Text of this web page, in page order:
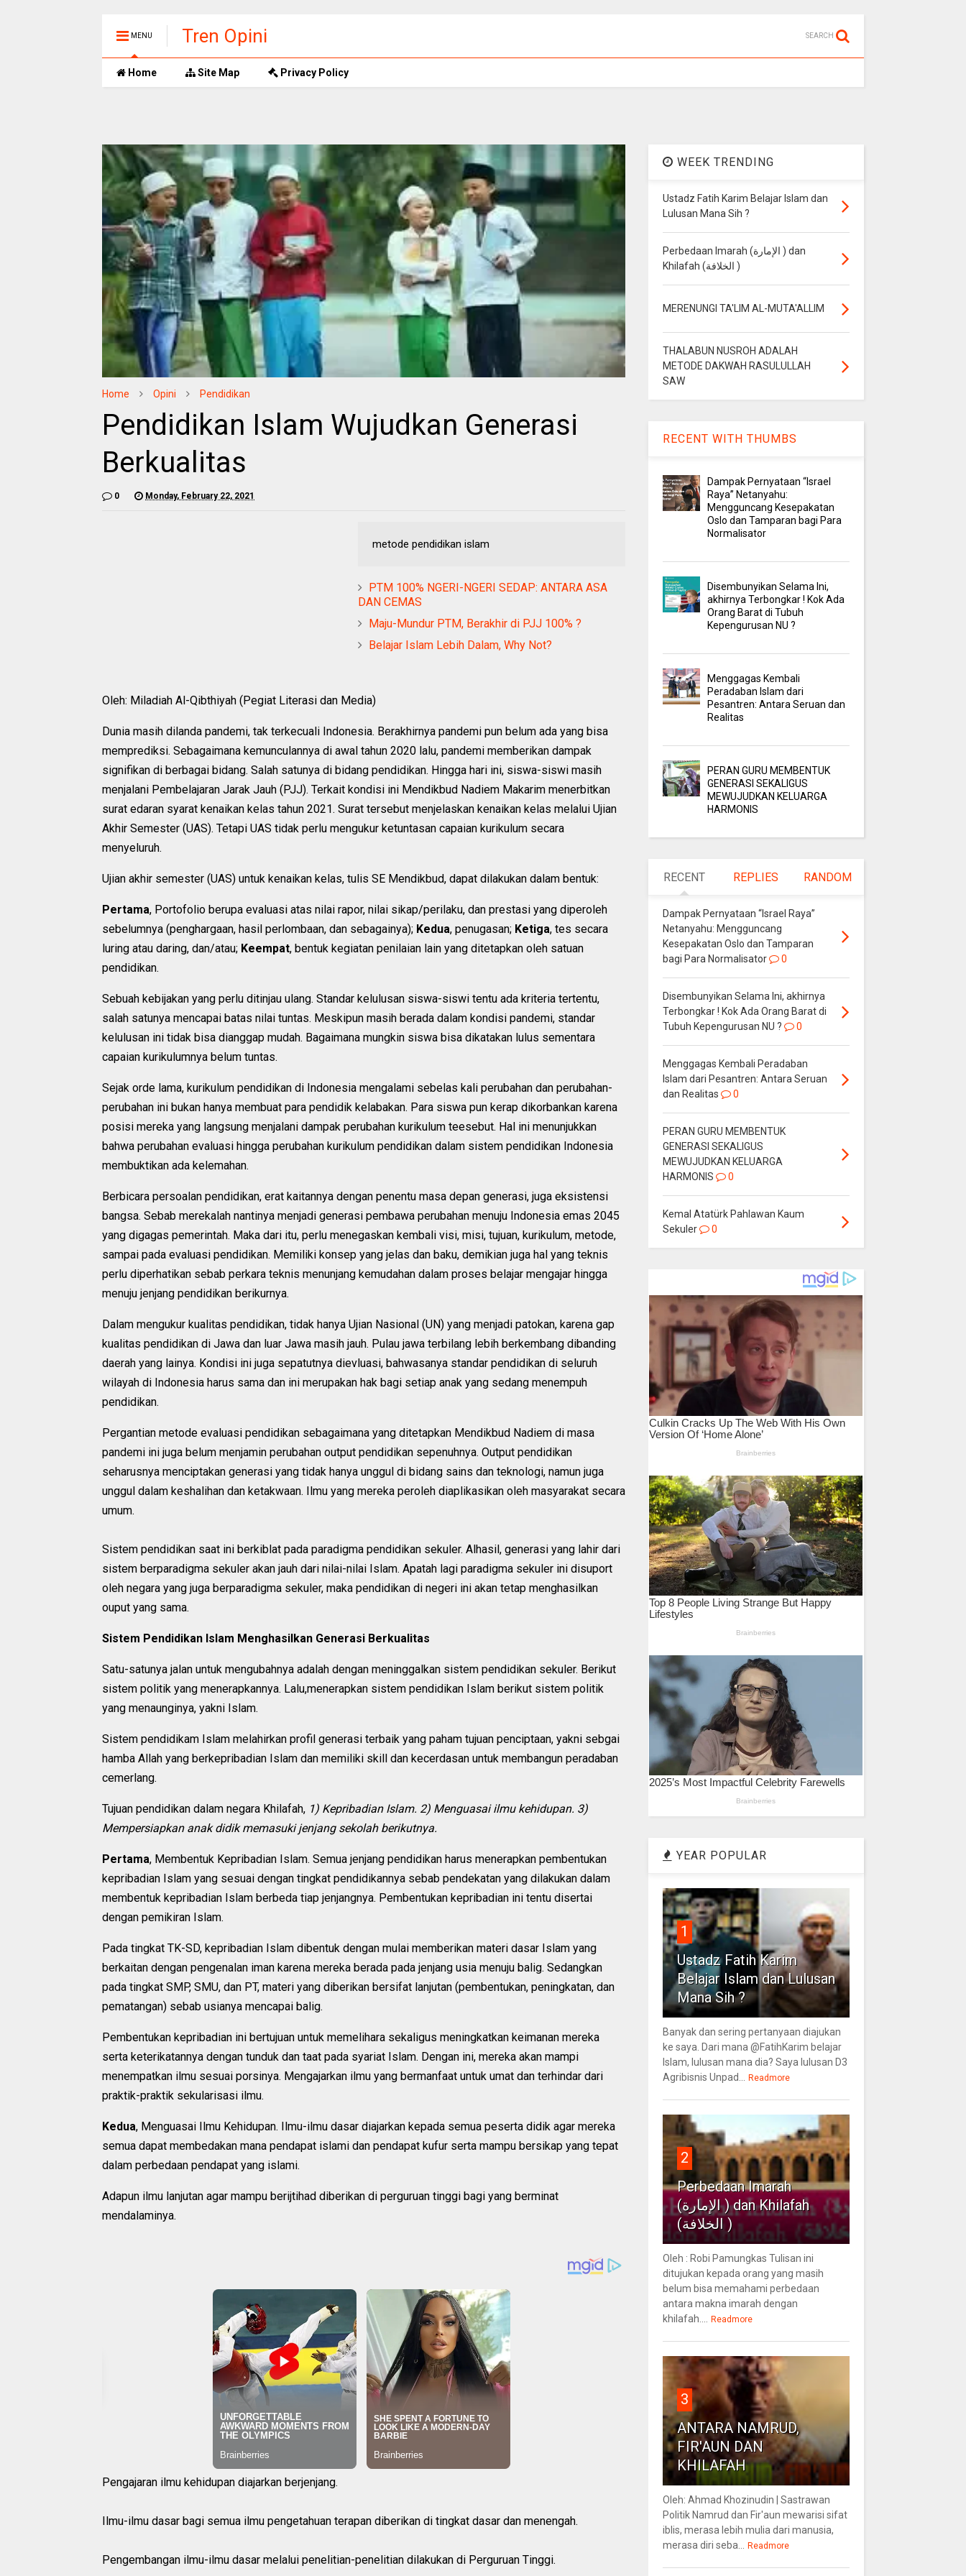
MENU Tren Opini SEARCH
Home Site Map Privacy Policy
Home Opini Pendidikan
Pendidikan Islam Wujudkan Generasi
Berkualitas
0 Monday, February 22, 2021
metode pendidikan islam
PTM 100% NGERI-NGERI SEDAP: ANTARA ASA
DAN CEMAS
Maju-Mundur PTM, Berakhir di PJJ 100% ?
Belajar Islam Lebih Dalam, Why Not?
Oleh: Miladiah Al-Qibthiyah (Pegiat Literasi dan Media)
Dunia masih dilanda pandemi, tak terkecuali Indonesia. Berakhirnya pandemi pun belum ada yang bisa
memprediksi. Sebagaimana kemunculannya di awal tahun 2020 lalu, pandemi memberikan dampak
signifikan di berbagai bidang. Salah satunya di bidang pendidikan. Hingga hari ini, siswa-siswi masih
menjalani Pembelajaran Jarak Jauh (PJJ). Terkait kondisi ini Mendikbud Nadiem Makarim menerbitkan
surat edaran syarat kenaikan kelas tahun 2021. Surat tersebut menjelaskan kenaikan kelas melalui Ujian
Akhir Semester (UAS). Tetapi UAS tidak perlu mengukur ketuntasan capaian kurikulum secara
menyeluruh.
Ujian akhir semester (UAS) untuk kenaikan kelas, tulis SE Mendikbud, dapat dilakukan dalam bentuk:
Pertama, Portofolio berupa evaluasi atas nilai rapor, nilai sikap/perilaku, dan prestasi yang diperoleh
sebelumnya (penghargaan, hasil perlombaan, dan sebagainya); Kedua, penugasan; Ketiga, tes secara
luring atau daring, dan/atau; Keempat, bentuk kegiatan penilaian lain yang ditetapkan oleh satuan
pendidikan.
Sebuah kebijakan yang perlu ditinjau ulang. Standar kelulusan siswa-siswi tentu ada kriteria tertentu,
salah satunya mencapai batas nilai tuntas. Meskipun masih berada dalam kondisi pandemi, standar
kelulusan ini tidak bisa dianggap mudah. Bagaimana mungkin siswa bisa dikatakan lulus sementara
capaian kurikulumnya belum tuntas.
Sejak orde lama, kurikulum pendidikan di Indonesia mengalami sebelas kali perubahan dan perubahan-
perubahan ini bukan hanya membuat para pendidik kelabakan. Para siswa pun kerap dikorbankan karena
posisi mereka yang langsung menjalani dampak perubahan kurikulum teesebut. Hal ini menunjukkan
bahwa perubahan evaluasi hingga perubahan kurikulum pendidikan dalam sistem pendidikan Indonesia
membuktikan ada kelemahan.
Berbicara persoalan pendidikan, erat kaitannya dengan penentu masa depan generasi, juga eksistensi
bangsa. Sebab merekalah nantinya menjadi generasi pembawa perubahan menuju Indonesia emas 2045
yang digagas pemerintah. Maka dari itu, perlu menegaskan kembali visi, misi, tujuan, kurikulum, metode,
sampai pada evaluasi pendidikan. Memiliki konsep yang jelas dan baku, demikian juga hal yang teknis
perlu diperhatikan sebab perkara teknis menunjang kemudahan dalam proses belajar mengajar hingga
menuju jenjang pendidikan berikurnya.
Dalam mengukur kualitas pendidikan, tidak hanya Ujian Nasional (UN) yang menjadi patokan, karena gap
kualitas pendidikan di Jawa dan luar Jawa masih jauh. Pulau jawa terbilang lebih berkembang dibanding
daerah yang lainya. Kondisi ini juga sepatutnya dievluasi, bahwasanya standar pendidikan di seluruh
wilayah di Indonesia harus sama dan ini merupakan hak bagi setiap anak yang sedang menempuh
pendidikan.
Pergantian metode evaluasi pendidikan sebagaimana yang ditetapkan Mendikbud Nadiem di masa
pandemi ini juga belum menjamin perubahan output pendidikan sepenuhnya. Output pendidikan
seharusnya menciptakan generasi yang tidak hanya unggul di bidang sains dan teknologi, namun juga
unggul dalam keshalihan dan ketakwaan. Ilmu yang mereka peroleh diaplikasikan oleh masyarakat secara
umum.
Sistem pendidikan saat ini berkiblat pada paradigma pendidikan sekuler. Alhasil, generasi yang lahir dari
sistem berparadigma sekuler akan jauh dari nilai-nilai Islam. Apatah lagi paradigma sekuler ini disuport
oleh negara yang juga berparadigma sekuler, maka pendidikan di negeri ini akan tetap menghasilkan
ouput yang sama.
Sistem Pendidikan Islam Menghasilkan Generasi Berkualitas
Satu-satunya jalan untuk mengubahnya adalah dengan meninggalkan sistem pendidikan sekuler. Berikut
sistem politik yang menerapkannya. Lalu,menerapkan sistem pendidikan Islam berikut sistem politik
yang menaunginya, yakni Islam.
Sistem pendidikam Islam melahirkan profil generasi terbaik yang paham tujuan penciptaan, yakni sebgai
hamba Allah yang berkepribadian Islam dan memiliki skill dan kecerdasan untuk membangun peradaban
cemerlang.
Tujuan pendidikan dalam negara Khilafah, 1) Kepribadian Islam. 2) Menguasai ilmu kehidupan. 3)
Mempersiapkan anak didik memasuki jenjang sekolah berikutnya.
Pertama, Membentuk Kepribadian Islam. Semua jenjang pendidikan harus menerapkan pembentukan
kepribadian Islam yang sesuai dengan tingkat pendidikannya sebab pendekatan yang dilakukan dalam
membentuk kepribadian Islam berbeda tiap jenjangnya. Pembentukan kepribadian ini tentu disertai
dengan pemikiran Islam.
Pada tingkat TK-SD, kepribadian Islam dibentuk dengan mulai memberikan materi dasar Islam yang
berkaitan dengan pengenalan iman karena mereka berada pada jenjang usia menuju balig. Sedangkan
pada tingkat SMP, SMU, dan PT, materi yang diberikan bersifat lanjutan (pembentukan, peningkatan, dan
pematangan) sebab usianya mencapai balig.
Pembentukan kepribadian ini bertujuan untuk memelihara sekaligus meningkatkan keimanan mereka
serta keterikatannya dengan tunduk dan taat pada syariat Islam. Dengan ini, mereka akan mampi
menempatkan ilmu sesuai porsinya. Mengajarkan ilmu yang bermanfaat untuk umat dan terhindar dari
praktik-praktik sekularisasi ilmu.
Kedua, Menguasai Ilmu Kehidupan. Ilmu-ilmu dasar diajarkan kepada semua peserta didik agar mereka
semua dapat membedakan mana pendapat islami dan pendapat kufur serta mampu bersikap yang tepat
dalam perbedaan pendapat yang islami.
Adapun ilmu lanjutan agar mampu berijtihad diberikan di perguruan tinggi bagi yang berminat
mendalaminya.
Pengajaran ilmu kehidupan diajarkan berjenjang.
Ilmu-ilmu dasar bagi semua ilmu pengetahuan terapan diberikan di tingkat dasar dan menengah.
Pengembangan ilmu-ilmu dasar melalui penelitian-penelitian dilakukan di Perguruan Tinggi.
WEEK TRENDING
Ustadz Fatih Karim Belajar Islam dan
Lulusan Mana Sih ?
Perbedaan Imarah (الإمارة ) dan
Khilafah (الخلافة )
MERENUNGI TA'LIM AL-MUTA'ALLIM
THALABUN NUSROH ADALAH
METODE DAKWAH RASULULLAH
SAW
RECENT WITH THUMBS
Dampak Pernyataan “Israel
Raya” Netanyahu:
Mengguncang Kesepakatan
Oslo dan Tamparan bagi Para
Normalisator
Disembunyikan Selama Ini,
akhirnya Terbongkar ! Kok Ada
Orang Barat di Tubuh
Kepengurusan NU ?
Menggagas Kembali
Peradaban Islam dari
Pesantren: Antara Seruan dan
Realitas
PERAN GURU MEMBENTUK
GENERASI SEKALIGUS
MEWUJUDKAN KELUARGA
HARMONIS
RECENT REPLIES RANDOM
Dampak Pernyataan “Israel Raya”
Netanyahu: Mengguncang
Kesepakatan Oslo dan Tamparan
bagi Para Normalisator
0
Disembunyikan Selama Ini, akhirnya
Terbongkar ! Kok Ada Orang Barat di
Tubuh Kepengurusan NU ?
0
Menggagas Kembali Peradaban
Islam dari Pesantren: Antara Seruan
dan Realitas
0
PERAN GURU MEMBENTUK
GENERASI SEKALIGUS
MEWUJUDKAN KELUARGA
HARMONIS
0
Kemal Atatürk Pahlawan Kaum
Sekuler
0
YEAR POPULAR
1
Ustadz Fatih Karim
Belajar Islam dan Lulusan
Mana Sih ?
Banyak dan sering pertanyaan diajukan
ke saya. Dari mana @FatihKarim belajar
Islam, lulusan mana dia? Saya lulusan D3
Agribisnis Unpad...
Readmore
2
Perbedaan Imarah
(الإمارة ) dan Khilafah
(الخلافة )
Oleh : Robi Pamungkas Tulisan ini
ditujukan kepada orang yang masih
belum bisa memahami perbedaan
antara makna imarah dengan
khilafah....
Readmore
3
ANTARA NAMRUD,
FIR'AUN DAN
KHILAFAH
Oleh: Ahmad Khozinudin | Sastrawan
Politik Namrud dan Fir'aun mewarisi sifat
iblis, merasa lebih mulia dari manusia,
merasa diri seba...
Readmore